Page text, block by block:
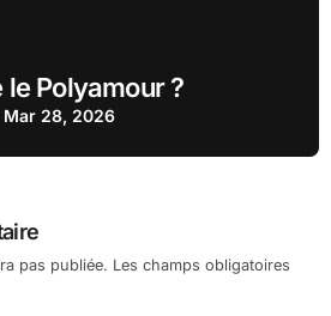
le Polyamour ?
Mar 28, 2026
pas publiée. Les champs obligatoires